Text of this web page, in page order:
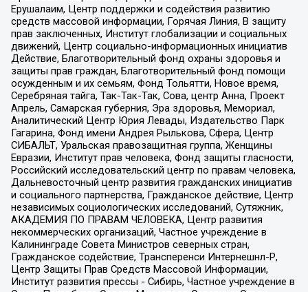
Ерушалаим, Центр поддержки и содействия развитию
средств массовой информации, Горячая Линия, В защиту
прав заключенных, Институт глобализации и социальных
движений, Центр социально-информационных инициатив
Действие, Благотворительный фонд охраны здоровья и
защиты прав граждан, Благотворительный фонд помощи
осужденным и их семьям, Фонд Тольятти, Новое время,
Серебряная тайга, Так-Так-Так, Сова, центр Анна, Проект
Апрель, Самарская губерния, Эра здоровья, Мемориал,
Аналитический Центр Юрия Левады, Издательство Парк
Гагарина, Фонд имени Андрея Рылькова, Сфера, Центр
СИБАЛЬТ, Уральская правозащитная группа, Женщины
Евразии, Институт прав человека, Фонд защиты гласности,
Российский исследовательский центр по правам человека,
Дальневосточный центр развития гражданских инициатив
и социального партнерства, Гражданское действие, Центр
независимых социологических исследований, Сутяжник,
АКАДЕМИЯ ПО ПРАВАМ ЧЕЛОВЕКА, Центр развития
некоммерческих организаций, Частное учреждение в
Калининграде Совета Министров северных стран,
Гражданское содействие, Трансперенси Интернешнл-Р,
Центр Защиты Прав Средств Массовой Информации,
Институт развития прессы - Сибирь, Частное учреждение в